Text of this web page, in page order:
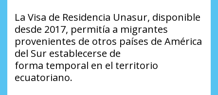
La Visa de Residencia Unasur, disponible
desde 2017, permitía a migrantes
provenientes de otros países de América
del Sur establecerse de
forma temporal en el territorio
ecuatoriano.